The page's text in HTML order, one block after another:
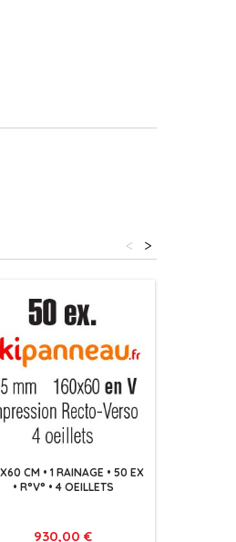
>
<
CM • 1 RAINAGE • 50 EX
• R°V° • 4 OEILLETS
Prix
930,00 €